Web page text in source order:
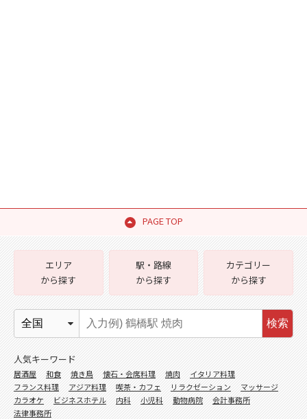
PAGE TOP
エリア
から探す
駅・路線
から探す
カテゴリー
から探す
検索
人気キーワード
居酒屋 和食 焼き鳥 懐石・会席料理 焼肉
イタリア料理
フランス料理
アジア料理 喫茶・カフェ リラクゼーション
マッサージ
カラオケ
ビジネスホテル 内科 小児科 動物病院
会計事務所
法律事務所